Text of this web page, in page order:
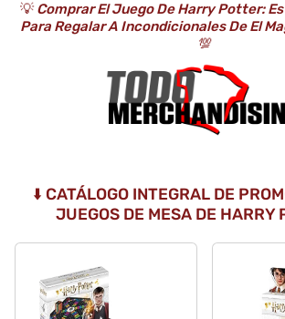
💡 Comprar El Juego De Harry Potter:
Para Regalar A Incondicionales De El
💯
⬇️ CATÁLOGO INTEGRAL DE
JUEGOS DE MESA DE HARRY